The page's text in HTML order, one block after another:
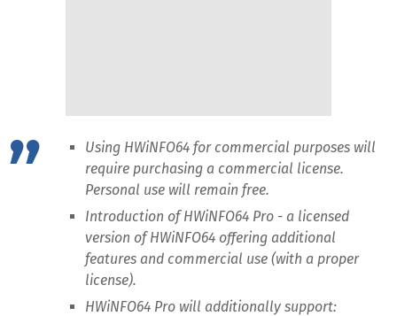
Using HWiNFO64 for commercial purposes will
require purchasing a commercial license.
Personal use will remain free.
Introduction of HWiNFO64 Pro - a licensed
version of HWiNFO64 offering additional
features and commercial use (with a proper
license).
HWiNFO64 Pro will additionally support: